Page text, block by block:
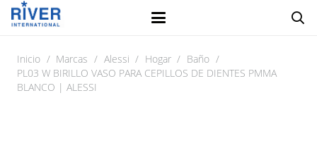
Inicio / Marcas / Alessi / Hogar / Baño /
PL03 W BIRILLO VASO PARA CEPILLOS DE DIENTES PMMA
BLANCO | ALESSI